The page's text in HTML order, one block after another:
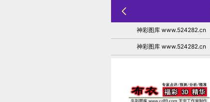
神彩图库 www.524282.cn
神彩图库 www.524282.cn